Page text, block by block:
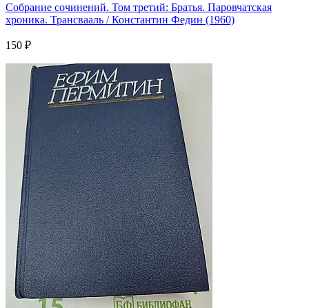
Собрание сочинений. Том третий: Братья. Паровчатская
хроника. Трансвааль / Константин Федин (1960)
150 ₽